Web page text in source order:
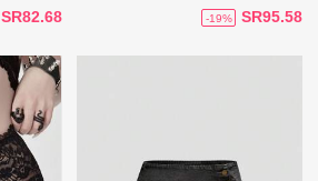
SR95.58
-19%
SR82.68